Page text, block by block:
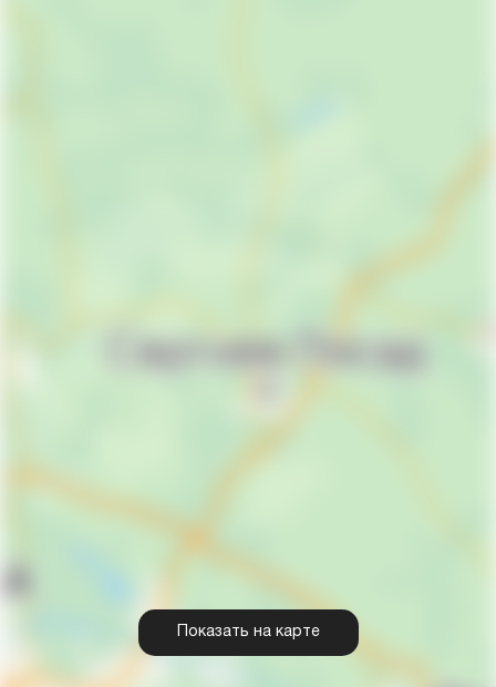
Показать на карте